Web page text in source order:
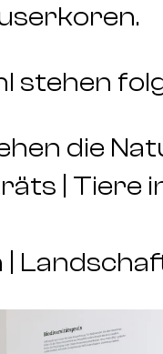
stehen
die
| Tiere
|